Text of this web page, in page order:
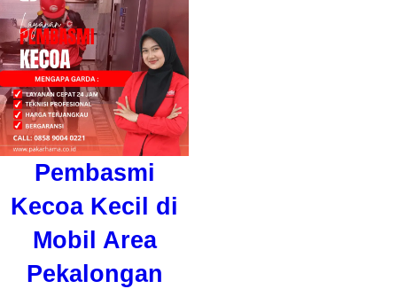
Pembasmi
Kecoa Kecil di
Mobil Area
Pekalongan